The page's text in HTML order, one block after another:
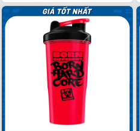
là:
95.000₫.
tại
là:
59.000₫.